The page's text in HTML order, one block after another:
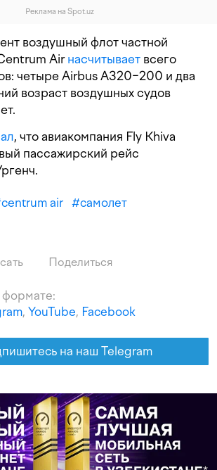
Реклама на Spot.uz
воздушный флот частной
Airнасчитывает всего
четыре Airbus A320−200 и два
возраст воздушных судов
, что авиакомпания Fly Khiva
пассажирский рейс
centrum air #самолет
Поделиться
, YouTube, Facebook
на наш Telegram